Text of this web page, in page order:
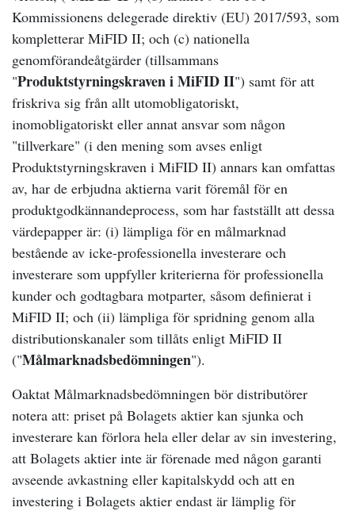
Kommissionens delegerade direktiv (EU) 2017/593, som
kompletterar MiFID II; och (c) nationella
genomförandeåtgärder (tillsammans
"Produktstyrningskraven i MiFID II") samt för att
friskriva sig från allt utomobligatoriskt,
inomobligatoriskt eller annat ansvar som någon
"tillverkare" (i den mening som avses enligt
Produktstyrningskraven i MiFID II) annars kan omfattas
av, har de erbjudna aktierna varit föremål för en
produktgodkännandeprocess, som har fastställt att dessa
värdepapper är: (i) lämpliga för en målmarknad
bestående av icke-professionella investerare och
investerare som uppfyller kriterierna för professionella
kunder och godtagbara motparter, såsom definierat i
MiFID II; och (ii) lämpliga för spridning genom alla
distributionskanaler som tillåts enligt MiFID II
("Målmarknadsbedömningen").
Oaktat Målmarknadsbedömningen bör distributörer
notera att: priset på Bolagets aktier kan sjunka och
investerare kan förlora hela eller delar av sin investering,
att Bolagets aktier inte är förenade med någon garanti
avseende avkastning eller kapitalskydd och att en
investering i Bolagets aktier endast är lämplig för